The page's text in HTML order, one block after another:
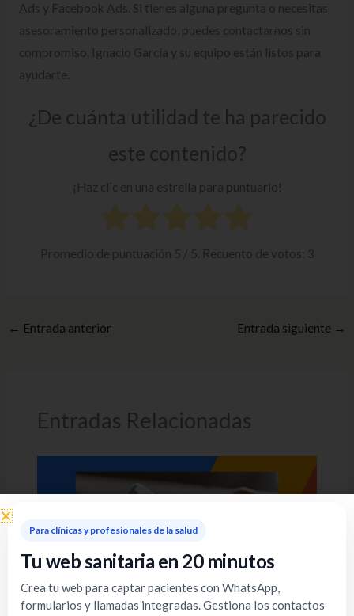
Ads y Facebook Ads. Si tienes alguna pregunta o necesitas
asesoramiento personalizado, puedes contactarnos sin
compromiso. Ignacio García y su equipo están listos para
ayudarte.
¿De cuánta utilidad te ha parecido
este contenido?
¡Haz clic en una estrella para puntuarlo!
Promedio de puntuación 5 / 5. Recuento de votos: 3
← Entrada anterior Entrada siguiente →
Entradas Relacionadas
Para clínicas y profesionales de la salud
Tu web sanitaria en 20 minutos
Crea tu web para captar pacientes con WhatsApp,
formularios y llamadas integradas. Gestiona los contactos